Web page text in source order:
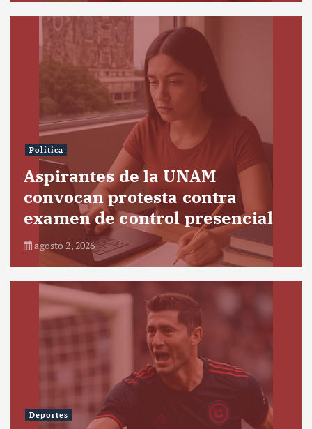
Política
Aspirantes de la UNAM
convocan protesta contra
examen de control presencial
agosto 2, 2026
Deportes